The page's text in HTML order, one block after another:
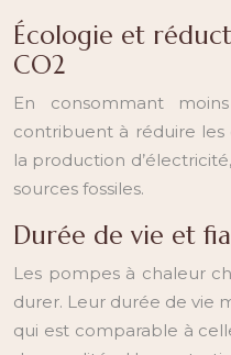
Écologie et
CO2
En consommant
contribuent à réduire les
la production
sources fossiles.
Durée de vie et
Les pompes à chaleur
durer. Leur durée de vie
qui est comparable à